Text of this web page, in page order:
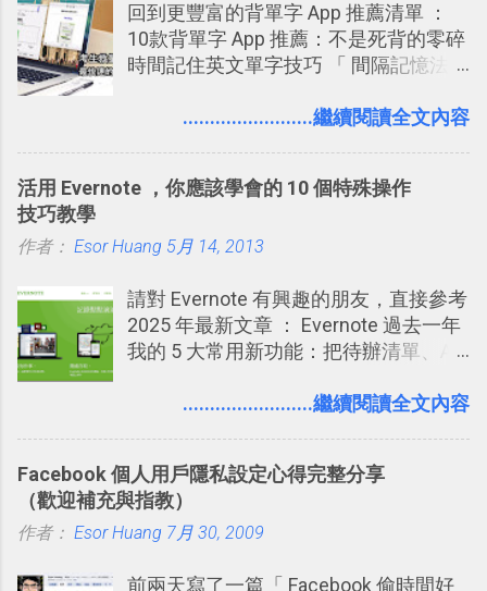
用 Trello？ 8個專案排程協作重點技巧
2017/6 新增： 如何用 Trello 規劃自助
旅行？我的 Trello 行程計畫使用技巧教
卡片不再落落長？專案管理的5個關鍵
技巧 2017/8/23 新增 ： 如何用 Trello 做
子彈筆記？我的 Trello GTD 方法範例看
板分享
回到更豐富的背單字 App 推薦清單 ：
10款背單字 App 推薦：不是死背的零碎
時間記住英文單字技巧 「 間隔記憶法
短期記憶變成長期記憶。 舉例來說我今
強；然後下次快要忘記可能變成相隔一
化，讓記憶延長到可能半個月；那時候
來一個月的記憶長度！就這樣反覆慢慢
拉長時間練習，就能讓一個東西成為腦
海中更深刻的記憶。 問題是，當我們一
要準備數百個考試問題時，自己手動進
練習的記憶卡片，自動規劃要延期複習
的卡片，每天自動產生記憶練習題，這
樣的軟體中最受好評的，或許就是今天
........................繼續閱讀全文內容
活用 Evernote ，你應該學會的 10 個特殊操作
技巧教學
作者： Esor Huang 5月 14, 2013
請對 Evernote 有興趣的朋友，直接參考
2025 年最新文章 ： Evernote 過去一年
我的 5 大常用新功能：把待辦清單、AI
介紹文章： 把不同筆記中的待辦清單統
大綱收合、目錄連結、錨點連結，整理
超長筆記應用案例分享 新功能教學： 會
議記錄不麻煩！我常用兩個 Evernote AI
學： Evernote 新增類似 Google 文件的
........................繼續閱讀全文內容
Facebook 個人用戶隱私設定心得完整分享
（歡迎補充與指教）
作者： Esor Huang 7月 30, 2009
前兩天寫了一篇「 Facebook 偷時間好